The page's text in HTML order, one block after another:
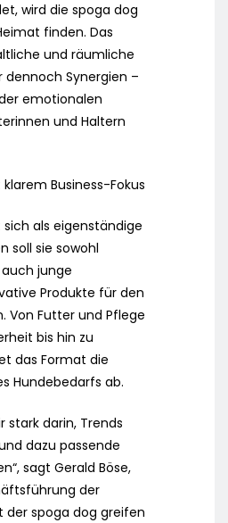
wird die spoga dog
finden. Das
und räumliche
Synergien –
emotionalen
und Haltern
Business-Fokus
als eigenständige
soll sie sowohl
junge
Produkte für den
Von Futter und Pflege
bis hin zu
das Format die
Hundebedarfs ab.
stark darin, Trends
dazu passende
sagt Gerald Böse,
der
der spoga dog greifen